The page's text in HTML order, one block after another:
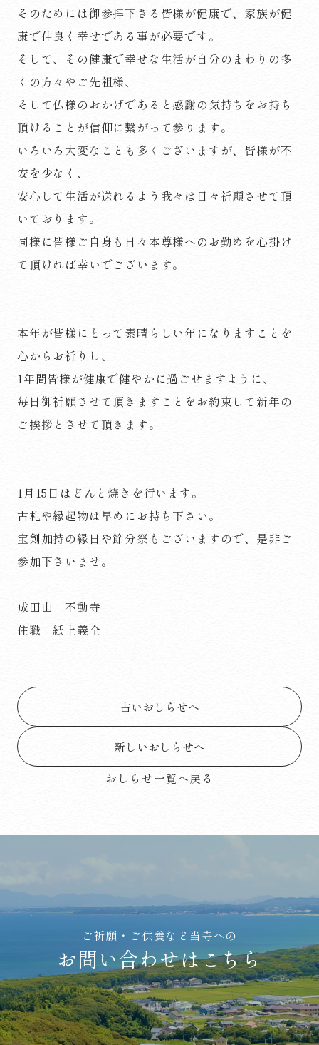
そのためには御参拝下さる皆様が健康で、家族が健
康で仲良く幸せである事が必要です。
そして、その健康で幸せな生活が自分のまわりの多
くの方々やご先祖様、
そして仏様のおかげであると感謝の気持ちをお持ち
頂けることが信仰に繋がって参ります。
いろいろ大変なことも多くございますが、皆様が不
安を少なく、
安心して生活が送れるよう我々は日々祈願させて頂
いております。
同様に皆様ご自身も日々本尊様へのお勤めを心掛け
て頂ければ幸いでございます。
本年が皆様にとって素晴らしい年になりますことを
心からお祈りし、
1年間皆様が健康で健やかに過ごせますように、
毎日御祈願させて頂きますことをお約束して新年の
ご挨拶とさせて頂きます。
1月15日はどんと焼きを行います。
古札や縁起物は早めにお持ち下さい。
宝剣加持の縁日や節分祭もございますので、是非ご
参加下さいませ。
成田山 不動寺
住職 紙上義全
古いおしらせへ
新しいおしらせへ
おしらせ一覧へ戻る
ご祈願・ご供養など当寺への
お問い合わせはこちら